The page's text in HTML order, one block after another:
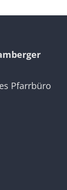
Pfarrbüro